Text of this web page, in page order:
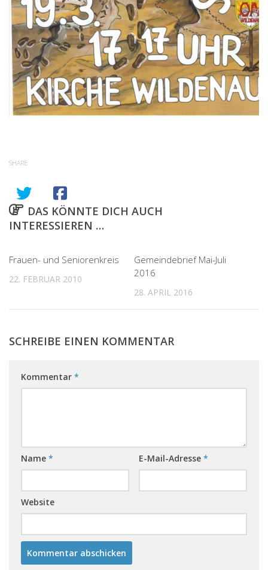
SHARE
DAS KÖNNTE DICH AUCH
INTERESSIEREN …
Frauen- und Seniorenkreis
22. FEBRUAR 2010
Gemeindebrief Mai-Juli
2016
28. APRIL 2016
SCHREIBE EINEN KOMMENTAR
Kommentar *
Name * E-Mail-Adresse *
Website